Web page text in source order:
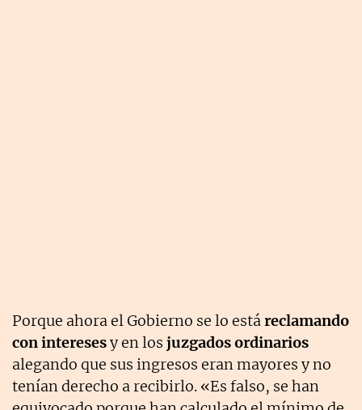
Porque ahora el Gobierno se lo estáreclamando
con interesesy en los juzgados ordinarios
alegando que sus ingresos eran mayores y no
tenían derecho a recibirlo. «Es falso, se han